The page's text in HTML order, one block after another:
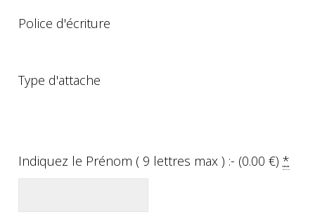
Police d'écriture
Type d'attache
Indiquez le Prénom ( 9 lettres max ) :- (0.00€)*